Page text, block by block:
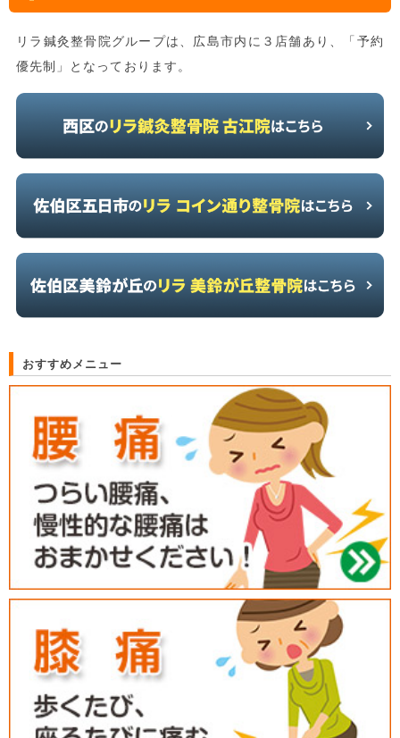
リラ鍼灸整骨院グループは、広島市内に３店舗あり、「予約
優先制」となっております。
おすすめメニュー